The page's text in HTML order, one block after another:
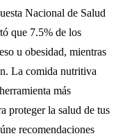
Nacional de Salud
que 7.5% de los
u obesidad, mientras
La comida nutritiva
más
proteger la salud de tus
recomendaciones